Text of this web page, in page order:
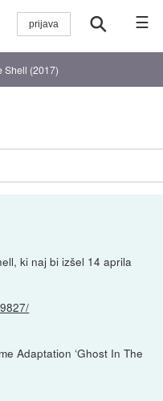
☰
Shell (2017)
ki naj bi izšel 14 aprila
Adaptation ‘Ghost In The